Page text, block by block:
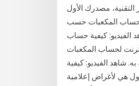
التقنية، مصدرك الأول
لحساب المكعبات حسب
الفيديو: كيفية حساب
على الإنترنت لحساب المكعبات
شاهد الفيديو: كيفية
التداول هي لأغراض إعلامية